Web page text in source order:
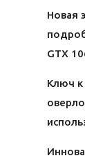
Новая
GTX
Ключ